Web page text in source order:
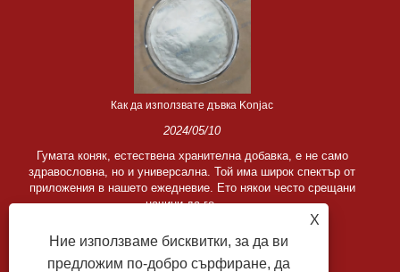
Как да използвате дъвка Konjac
2024/05/10
Гумата коняк, естествена хранителна добавка, е не само
здравословна, но и универсална. Той има широк спектър от
приложения в нашето ежедневие. Ето някои често срещани
начини да го ......
X
Ние използваме бисквитки, за да ви
предложим по-добро сърфиране, да